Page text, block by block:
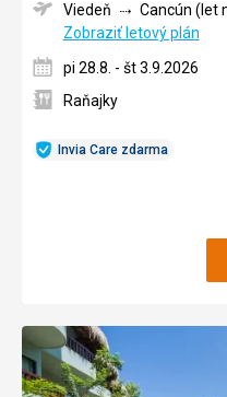
Invia Care zdarma
Viedeň
Cancún (let
Zobraziť letový plán
pi 28.8. - št 3.9.2026
Raňajky